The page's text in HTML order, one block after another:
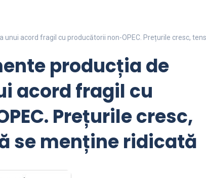
unui acord fragil cu producătorii non-OPEC. Prețurile cresc,
producția de
acord fragil cu
Prețurile cresc,
se menține ridicată